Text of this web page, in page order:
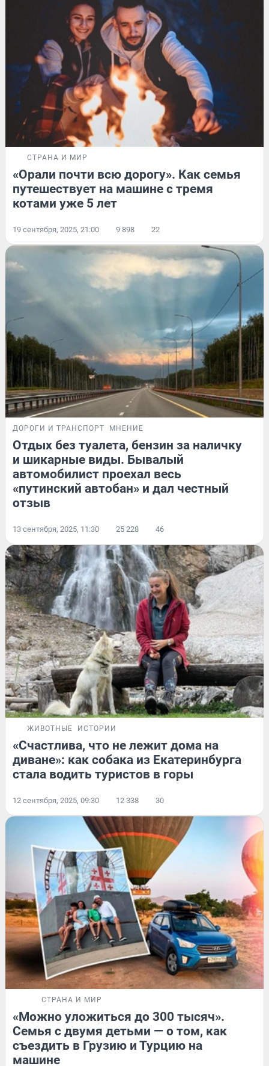
СТРАНА И МИР
«Орали почти всю дорогу». Как семья
путешествует на машине с тремя
котами уже 5 лет
19 сентября, 2025, 21:00 9 898 22
ДОРОГИ И ТРАНСПОРТ МНЕНИЕ
Отдых без туалета, бензин за наличку
и шикарные виды. Бывалый
автомобилист проехал весь
«путинский автобан» и дал честный
отзыв
13 сентября, 2025, 11:30 25 228 46
ЖИВОТНЫЕ ИСТОРИИ
«Счастлива, что не лежит дома на
диване»: как собака из Екатеринбурга
стала водить туристов в горы
12 сентября, 2025, 09:30 12 338 30
СТРАНА И МИР
«Можно уложиться до 300 тысяч».
Семья с двумя детьми — о том, как
съездить в Грузию и Турцию на
машине